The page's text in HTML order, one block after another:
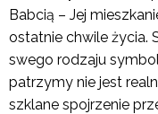
Babcią – Jej
ostatnie chwile życia.
swego rodzaju
patrzymy nie jest
szklane spojrzenie